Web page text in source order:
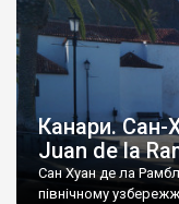
Канари. Сан-
Juan de la
Сан Хуан де ла
північному